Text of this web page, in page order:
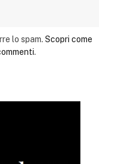
lo spam. Scopri come
.